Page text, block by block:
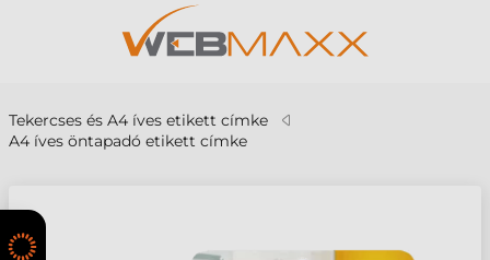
Tekercses és A4 íves etikett címke
A4 íves öntapadó etikett címke